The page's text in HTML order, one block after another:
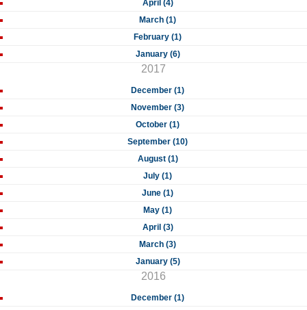
April (4)
March (1)
February (1)
January (6)
2017
December (1)
November (3)
October (1)
September (10)
August (1)
July (1)
June (1)
May (1)
April (3)
March (3)
January (5)
2016
December (1)